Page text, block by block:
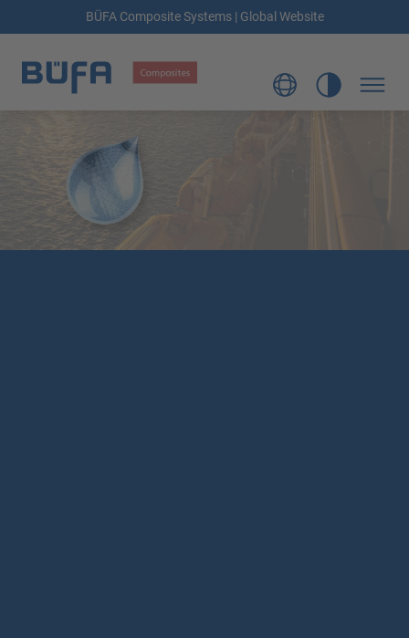
BÜFA Composite Systems | Global Website